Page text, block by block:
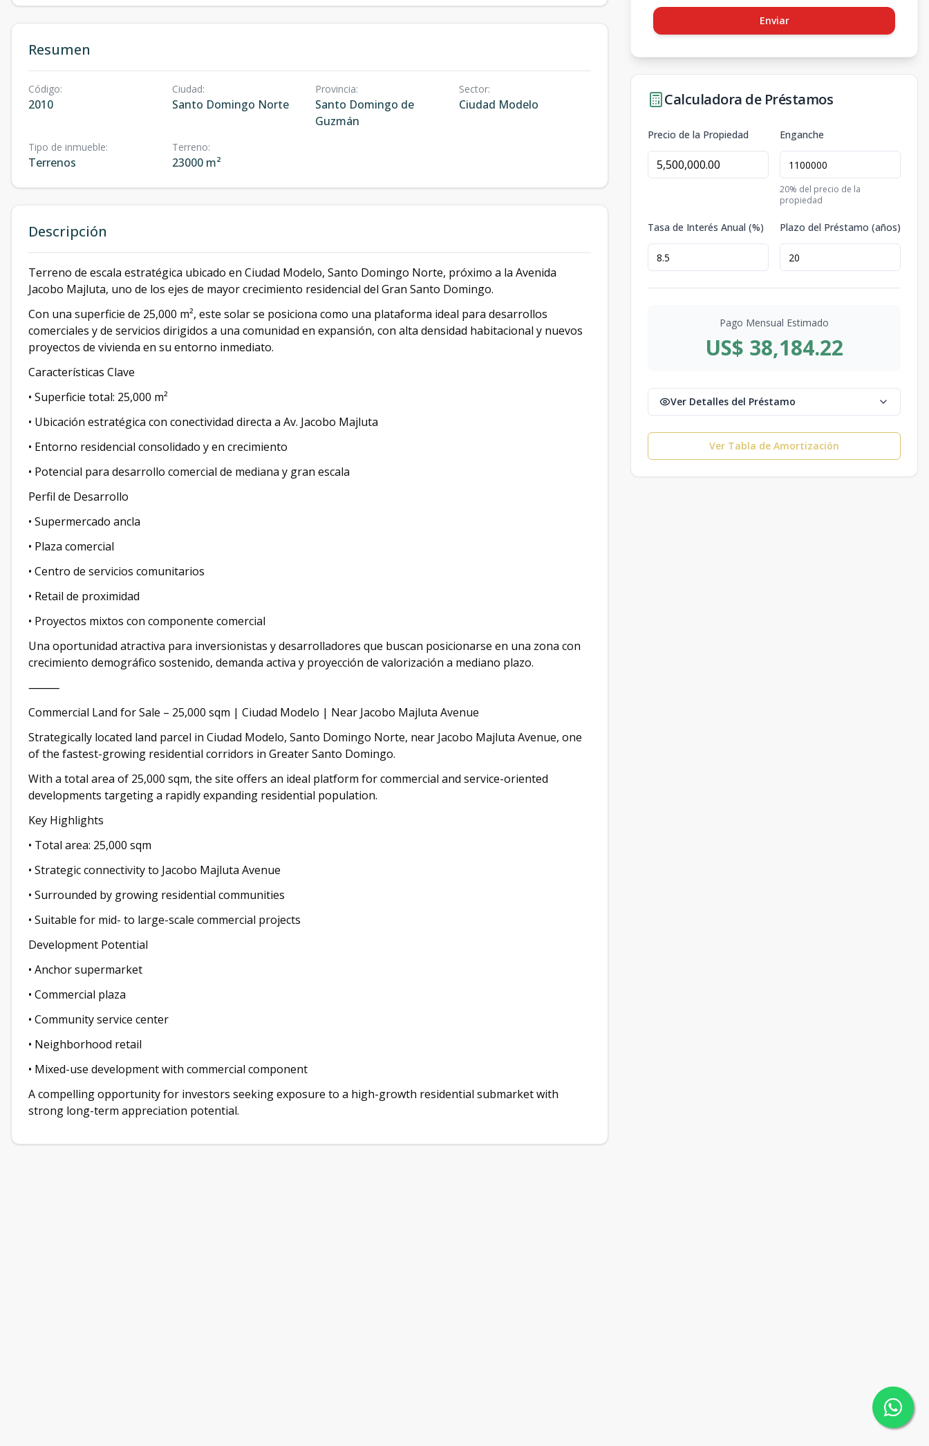
Resumen
Código:
2010
Ciudad:
Santo Domingo Norte
Provincia:
Santo Domingo de
Guzmán
Sector:
Ciudad Modelo
Tipo de inmueble:
Terrenos
Terreno:
23000 m²
Descripción
Terreno de escala estratégica ubicado en Ciudad Modelo, Santo Domingo Norte, próximo a la Avenida
Jacobo Majluta, uno de los ejes de mayor crecimiento residencial del Gran Santo Domingo.
Con una superficie de 25,000 m², este solar se posiciona como una plataforma ideal para desarrollos
comerciales y de servicios dirigidos a una comunidad en expansión, con alta densidad habitacional y nuevos
proyectos de vivienda en su entorno inmediato.
Características Clave
• Superficie total: 25,000 m²
• Ubicación estratégica con conectividad directa a Av. Jacobo Majluta
• Entorno residencial consolidado y en crecimiento
• Potencial para desarrollo comercial de mediana y gran escala
Perfil de Desarrollo
• Supermercado ancla
• Plaza comercial
• Centro de servicios comunitarios
• Retail de proximidad
• Proyectos mixtos con componente comercial
Una oportunidad atractiva para inversionistas y desarrolladores que buscan posicionarse en una zona con
crecimiento demográfico sostenido, demanda activa y proyección de valorización a mediano plazo.
⸻
Commercial Land for Sale – 25,000 sqm | Ciudad Modelo | Near Jacobo Majluta Avenue
Strategically located land parcel in Ciudad Modelo, Santo Domingo Norte, near Jacobo Majluta Avenue, one
of the fastest-growing residential corridors in Greater Santo Domingo.
With a total area of 25,000 sqm, the site offers an ideal platform for commercial and service-oriented
developments targeting a rapidly expanding residential population.
Key Highlights
• Total area: 25,000 sqm
• Strategic connectivity to Jacobo Majluta Avenue
• Surrounded by growing residential communities
• Suitable for mid- to large-scale commercial projects
Development Potential
• Anchor supermarket
• Commercial plaza
• Community service center
• Neighborhood retail
• Mixed-use development with commercial component
A compelling opportunity for investors seeking exposure to a high-growth residential submarket with
strong long-term appreciation potential.
Enviar
Calculadora de Préstamos
Precio de la Propiedad Enganche
20% del precio de la
propiedad
Tasa de Interés Anual (%) Plazo del Préstamo (años)
Pago Mensual Estimado
US$ 38,184.22
Ver Detalles del Préstamo
Ver Tabla de Amortización